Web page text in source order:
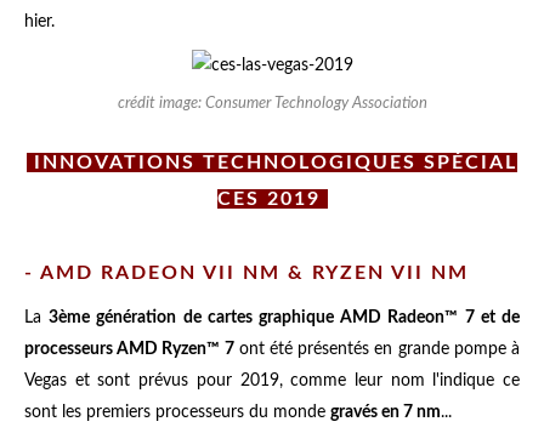
hier.
crédit image: Consumer Technology Association
INNOVATIONS TECHNOLOGIQUES SPÉCIAL
CES 2019
- AMD RADEON VII NM & RYZEN VII NM
La3ème génération de cartes graphique AMD Radeon™ 7 et de
processeurs AMD Ryzen™ 7ont été présentés en grande pompe à
Vegas et sont prévus pour 2019, comme leur nom l'indique ce
sont les premiers processeurs du monde gravés en 7 nm...